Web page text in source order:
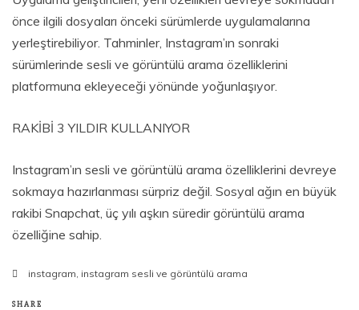
önce ilgili dosyaları önceki sürümlerde uygulamalarına
yerleştirebiliyor. Tahminler, Instagram’ın sonraki
sürümlerinde sesli ve görüntülü arama özelliklerini
platformuna ekleyeceği yönünde yoğunlaşıyor.
RAKİBİ 3 YILDIR KULLANIYOR
Instagram’ın sesli ve görüntülü arama özelliklerini devreye
sokmaya hazırlanması sürpriz değil. Sosyal ağın en büyük
rakibi Snapchat, üç yılı aşkın süredir görüntülü arama
özelliğine sahip.
instagram, instagram sesli ve görüntülü arama
SHARE